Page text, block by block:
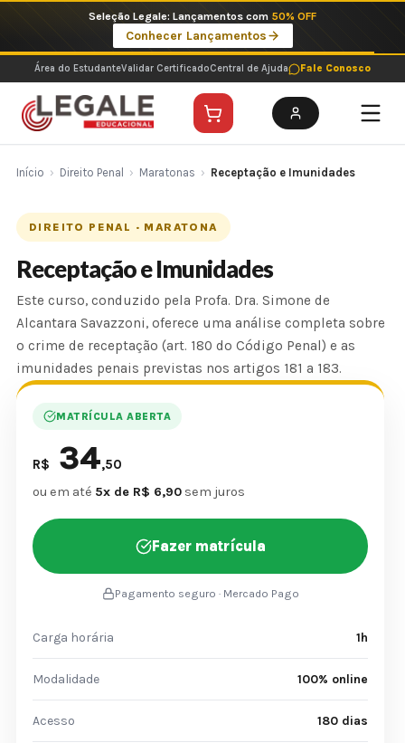
o
conteúdo
Imperdíveis no Pix: Pós Selecionadas a 199 reais no pix em parcela única
Ver ofertas
Área do EstudanteValidar CertificadoCentral de Ajuda Fale Conosco
Início › Direito Penal › Maratonas › Receptação e Imunidades
DIREITO PENAL · MARATONA
Receptação e Imunidades
Este curso, conduzido pela Profa. Dra. Simone de
Alcantara Savazzoni, oferece uma análise completa sobre
o crime de receptação (art. 180 do Código Penal) e as
imunidades penais previstas nos artigos 181 a 183.
MATRÍCULA ABERTA
R$ 34,50
ou em até 5x de R$ 6,90 sem juros
Fazer matrícula
Pagamento seguro · Mercado Pago
Carga horária 1h
Modalidade 100% online
Acesso 180 dias